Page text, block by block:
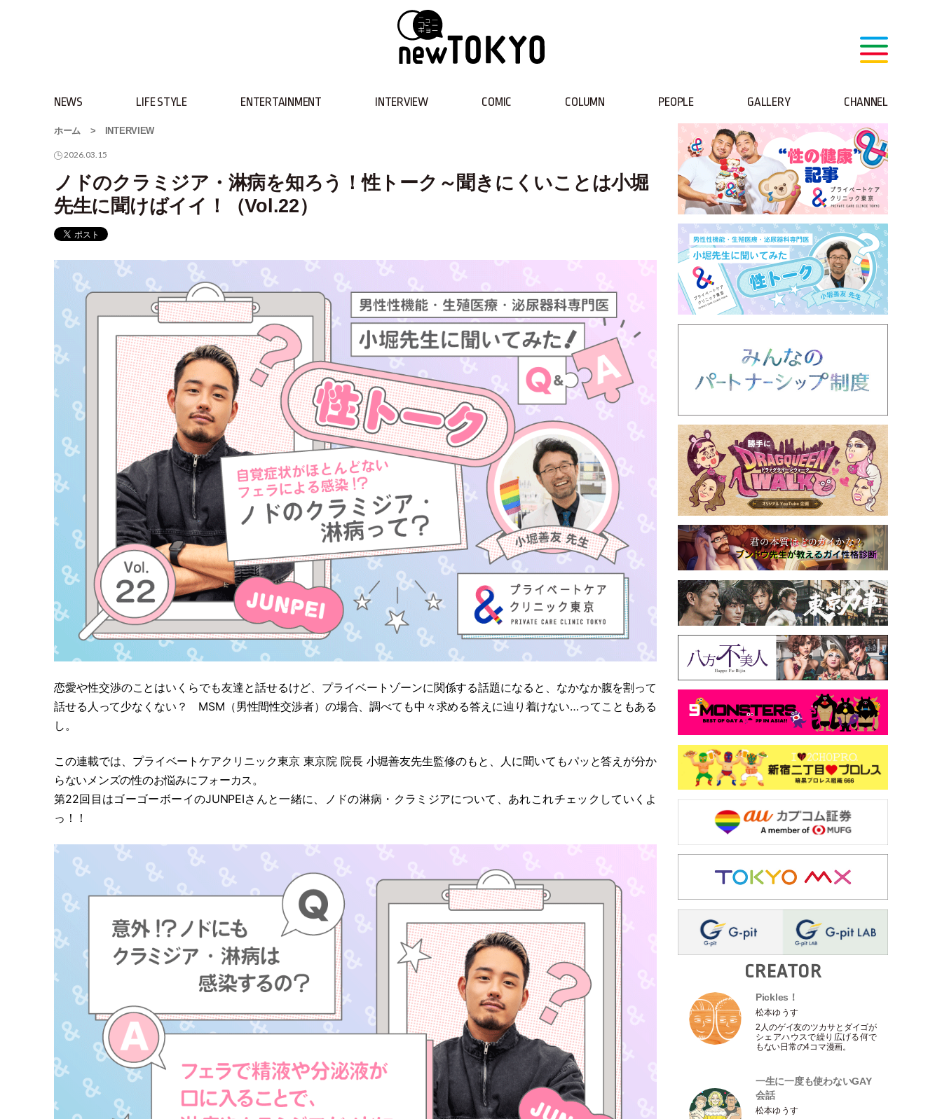
NEWS LIFE STYLE ENTERTAINMENT INTERVIEW COMIC COLUMN PEOPLE GALLERY CHANNEL
ホーム > INTERVIEW
2026.03.15
ノドのクラミジア・淋病を知ろう！性トーク～聞きにくいことは小堀
先生に聞けばイイ！（Vol.22）
恋愛や性交渉のことはいくらでも友達と話せるけど、プライベートゾーンに関係する話題になると、なかなか腹を割って
話せる人って少なくない？ MSM （男性間性交渉者） の場合、調べても中々求める答えに辿り着けない…ってこともある
し。
この連載では、プライベートケアクリニック東京 東京院 院長 小堀善友先生監修のもと、人に聞いてもパッと答えが分か
らないメンズの性のお悩みにフォーカス。
第22回目はゴーゴーボーイのJUNPEIさんと一緒に、ノドの淋病 ・ クラミジアについて、あれこれチェックしていくよ
っ！！
CREATOR
Pickles！
松本ゆうす
2人のゲイ友のツカサとダイゴが
シェアハウスで繰り広げる何で
もない日常の4コマ漫画。
一生に一度も使わないGAY
会話
松本ゆうす